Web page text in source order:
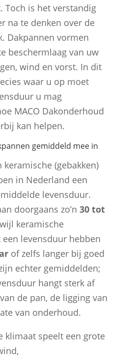
Toch is het verstandig
na te denken over de
Dakpannen vormen
beschermlaag van uw
wind en vorst. In dit
waar u op moet
u mag
MACO Dakonderhoud
kan helpen.
gemiddeld mee in
(gebakken)
in Nederland een
levensduur.
doorgaans zo’n 30 tot
keramische
een levensduur hebben
of zelfs langer bij goed
echter gemiddelden;
hangt sterk af
de pan, de ligging van
van onderhoud.
klimaat speelt een grote